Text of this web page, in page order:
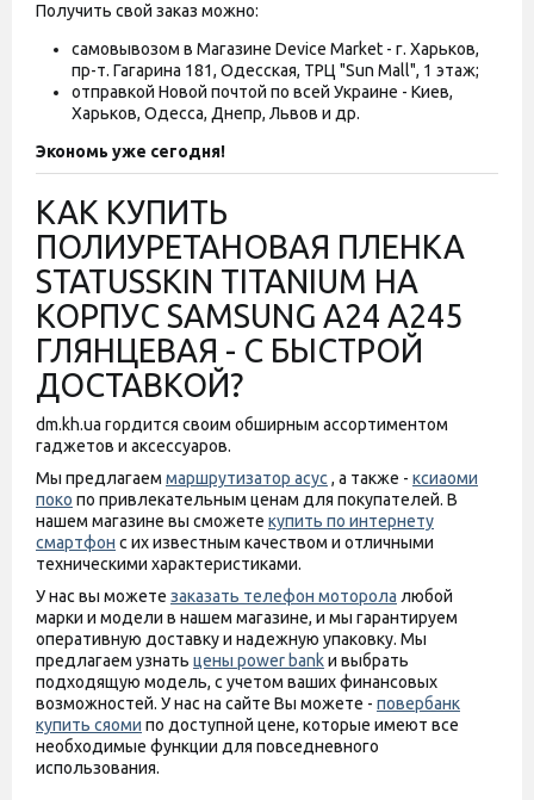
Получить свой заказ можно:
самовывозом в Магазине Device Market - г. Харьков,
пр-т. Гагарина 181, Одесская, ТРЦ "Sun Mall", 1 этаж;
отправкой Новой почтой по всей Украине - Киев,
Харьков, Одесса, Днепр, Львов и др.
Экономь уже сегодня!
КАК КУПИТЬ
ПОЛИУРЕТАНОВАЯ ПЛЕНКА
STATUSSKIN TITANIUM НА
КОРПУС SAMSUNG A24 A245
ГЛЯНЦЕВАЯ - С БЫСТРОЙ
ДОСТАВКОЙ?
dm.kh.ua гордится своим обширным ассортиментом
гаджетов и аксессуаров.
Мы предлагаем маршрутизатор асус , а также - ксиаоми
поко по привлекательным ценам для покупателей. В
нашем магазине вы сможете купить по интернету
смартфон с их известным качеством и отличными
техническими характеристиками.
У нас вы можете заказать телефон моторола любой
марки и модели в нашем магазине, и мы гарантируем
оперативную доставку и надежную упаковку. Мы
предлагаем узнать цены power bankи выбрать
подходящую модель, с учетом ваших финансовых
возможностей. У нас на сайте Вы можете - повербанк
купить сяоми по доступной цене, которые имеют все
необходимые функции для повседневного
использования.